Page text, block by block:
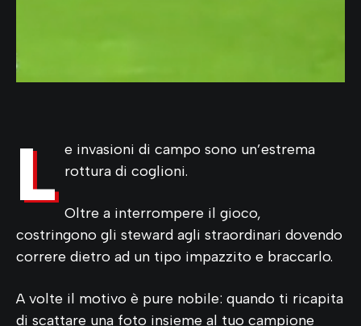
L e invasioni di campo sono un’estrema
rottura di coglioni.
Oltre a interrompere il gioco,
costringono gli steward agli straordinari dovendo
correre dietro ad un tipo impazzito e braccarlo.
A volte il motivo è pure nobile: quando ti ricapita
di scattare una foto insieme al tuo campione